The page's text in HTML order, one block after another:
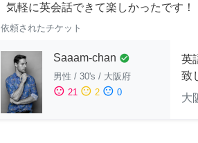
気軽に英会話できて楽しかったです！
依頼されたチケット
Saaam-chan check_circle
男性 / 30's / 大阪府
sentiment_satisfied 21 sentiment_neutral 2 sentiment_dissatisfied 0
英
致
大